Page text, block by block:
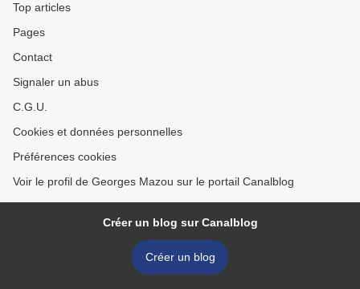
Top articles
Pages
Contact
Signaler un abus
C.G.U.
Cookies et données personnelles
Préférences cookies
Voir le profil de Georges Mazou sur le portail Canalblog
Créer un blog sur Canalblog
Créer un blog